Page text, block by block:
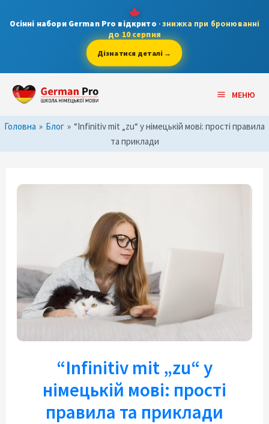
Осінні набори German Pro відкрито ·знижка при бронюванні
до10 серпня
Дізнатися деталі →
Main
Menu
МЕНЮ
Головна » Блог » “Infinitiv mit „zu“ у німецькій мові: прості правила
та приклади
“Infinitiv mit „zu“ у
німецькій мові: прості
правила та приклади
navigation